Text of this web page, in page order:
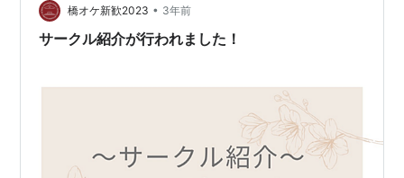
ーションは入るためにお金がかかりますが、オーケスト
ラは無料で参加できます。その代わり、参加す…
橋オケ新歓2023 • 3年前
サークル紹介が行われました！